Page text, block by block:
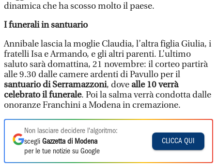
dinamica che ha scosso molto il paese.
I funerali in santuario
Annibale lascia la moglie Claudia, l’altra figlia Giulia, i
fratelli Isa e Armando, e gli altri parenti. L’ultimo
saluto sarà domattina, 21 novembre: il corteo partirà
alle 9.30 dalle camere ardenti di Pavullo per il
santuario di Serramazzoni, dove alle 10 verrà
celebrato il funerale. Poi la salma verrà condotta dalle
onoranze Franchini a Modena in cremazione.
Non lasciare decidere l'algoritmo:
scegli Gazzetta di Modena
per le tue notizie su Google
CLICCA QUI